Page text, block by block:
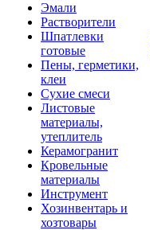
Эмали
Растворители
Шпатлевки
готовые
Пены, герметики,
клеи
Сухие смеси
Листовые
материалы,
утеплитель
Керамогранит
Кровельные
материалы
Инструмент
Хозинвентарь и
хозтовары